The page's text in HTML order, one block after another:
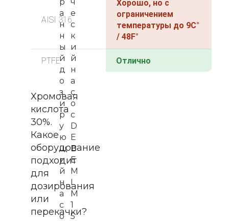
AISI 316
Хорошо, но с
ограничением
температуры до 9C°
/ 48F°
PTFE Отлично
Хромовая
кислота
30%.
Какое
оборудование
подходит
для
дозирования
или
перекачки?
а
н
н
ы
й
д
о
з
и
р
у
ю
щ
и
й
н
а
с
о
е
с
к
и
й
н
а
с
о
с
D
E
B
E
M
I
M
1
5